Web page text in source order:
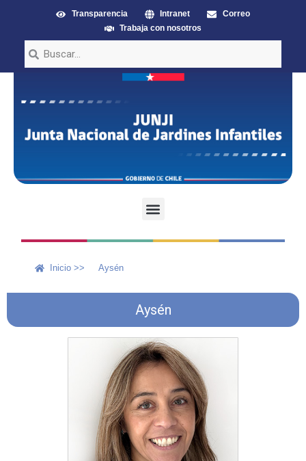
Transparencia Intranet
Correo
Trabaja con nosotros
Inicio >> Aysén
Aysén